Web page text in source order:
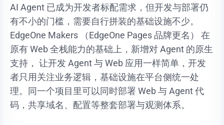
AI Agent 已成为开发者标配需求，但开发与部署仍
有不小的门槛，需要自行拼装的基础设施不少。
EdgeOne Makers （EdgeOne Pages 品牌更名） 在
原有 Web 全栈能力的基础上，新增对 Agent 的原生
支持， 让开发 Agent 与 Web 应用一样简单，开发
者只用关注业务逻辑，基础设施在平台侧统一处
理。同一个项目里可以同时部署 Web 与 Agent 代
码，共享域名、配置等整套部署与观测体系。